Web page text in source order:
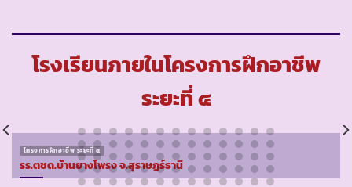
โรงเรียนภายในโครงการฝึกอาชีพ
ระยะที่ ๔
โครงการฝึกอาชีพ ระยะที่ ๔
รร.ตชด.บ้านยางโพรง จ.สุราษฏร์ธานี